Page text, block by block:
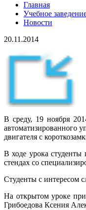
Главная
Учебное
Новости
20.11.2014
В среду, 19 ноября
автоматизированного
двигателя с
В ходе урока
стендах со
Студенты с интересом
На открытом уроке
Грибоедова Ксения